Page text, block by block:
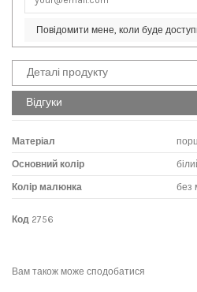
Повідомити мене, коли буде
Деталі продукту
Відгуки
Матеріал
Основний колір
Колір малюнка без
Код 2756
Вам також може сподобатися